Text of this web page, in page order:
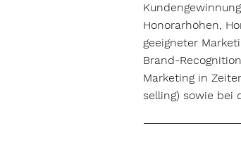
Honorarhöhen,
geeigneter
Brand-
Marketing in
selling) sowie bei